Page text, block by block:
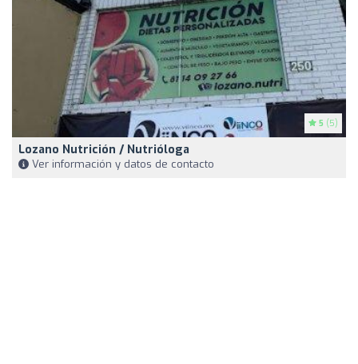
5 (5)
Lozano Nutrición / Nutrióloga
Ver información y datos de contacto